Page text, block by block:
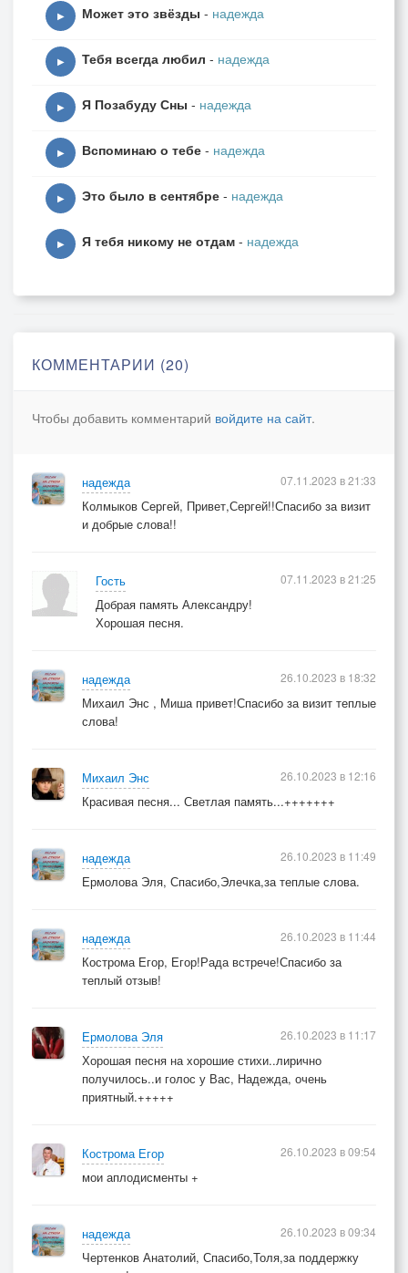
▶ Может это звёзды - надежда
▶ Тебя всегда любил - надежда
▶ Я Позабуду Сны - надежда
▶ Вспоминаю о тебе - надежда
▶ Это было в сентябре - надежда
▶ Я тебя никому не отдам - надежда
КОММЕНТАРИИ (20)
Чтобы добавить комментарий войдите на сайт.
надежда
Колмыков Сергей, Привет,Сергей!!Спасибо за визит
и добрые слова!!
07.11.2023 в 21:33
Гость
Добрая память Александру!
Хорошая песня.
07.11.2023 в 21:25
надежда
Михаил Энс , Миша привет!Спасибо за визит теплые
слова!
26.10.2023 в 18:32
Михаил Энс
Красивая песня... Светлая память...+++++++
26.10.2023 в 12:16
надежда
Ермолова Эля, Спасибо,Элечка,за теплые слова.
26.10.2023 в 11:49
надежда
Кострома Егор, Егор!Рада встрече!Спасибо за
теплый отзыв!
26.10.2023 в 11:44
Ермолова Эля
Хорошая песня на хорошие стихи..лирично
получилось..и голос у Вас, Надежда, очень
приятный.+++++
26.10.2023 в 11:17
Кострома Егор
мои аплодисменты +
26.10.2023 в 09:54
надежда
Чертенков Анатолий, Спасибо,Толя,за поддержку
26.10.2023 в 09:34